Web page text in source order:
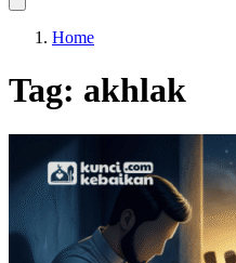
Home
Tag: akhlak